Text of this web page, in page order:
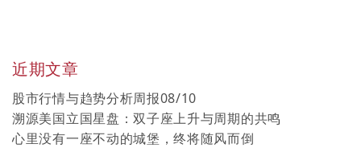
近期文章
股市行情与趋势分析周报08/10
溯源美国立国星盘：双子座上升与周期的共鸣
心里没有一座不动的城堡，终将随风而倒